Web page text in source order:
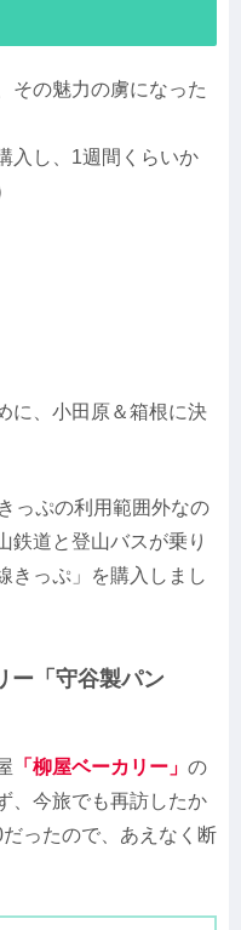
その魅力の虜になった
入し、1週間くらいか
に、小田原＆箱根に決
っぷの利用範囲外なの
鉄道と登山バスが乗り
きっぷ」を購入しまし
ー「守谷製パン
「柳屋ベーカリー」 の
、今旅でも再訪したか
ったので、あえなく断